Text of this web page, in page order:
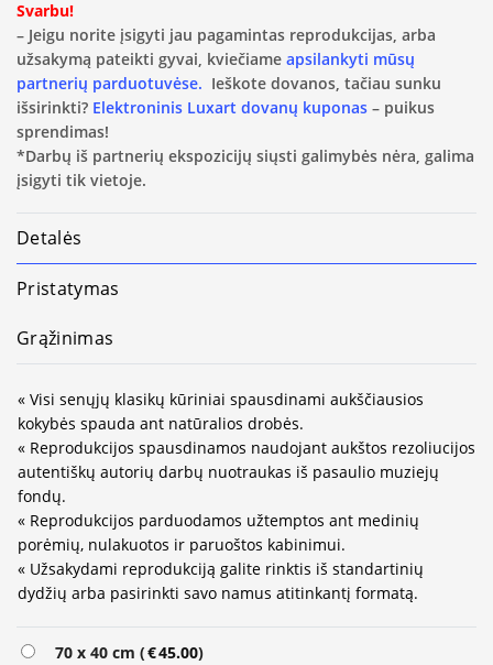
Svarbu!
– Jeigu norite įsigyti jau pagamintas reprodukcijas, arba
užsakymą pateikti gyvai, kviečiame apsilankyti mūsų
partnerių parduotuvėse. Ieškote dovanos, tačiau sunku
išsirinkti? Elektroninis Luxart dovanų kuponas – puikus
sprendimas!
*Darbų iš partnerių ekspozicijų siųsti galimybės nėra, galima
įsigyti tik vietoje.
Detalės
Pristatymas
Grąžinimas
« Visi senųjų klasikų kūriniai spausdinami aukščiausios
kokybės spauda ant natūralios drobės.
« Reprodukcijos spausdinamos naudojant aukštos rezoliucijos
autentiškų autorių darbų nuotraukas iš pasaulio muziejų
fondų.
« Reprodukcijos parduodamos užtemptos ant medinių
porėmių, nulakuotos ir paruoštos kabinimui.
« Užsakydami reprodukciją galite rinktis iš standartinių
dydžių arba pasirinkti savo namus atitinkantį formatą.
70 x 40 cm (€45.00)
Alternative: